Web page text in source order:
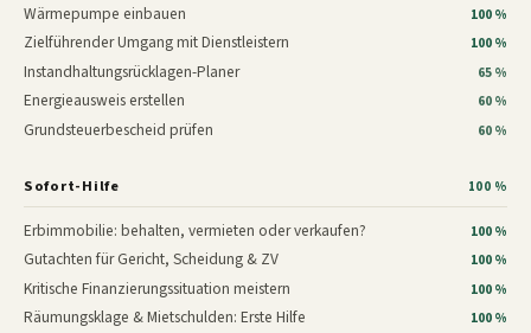
Wärmepumpe einbauen 100 %
Zielführender Umgang mit Dienstleistern 100 %
Instandhaltungsrücklagen-Planer 65 %
Energieausweis erstellen 60 %
Grundsteuerbescheid prüfen 60 %
Sofort-Hilfe 100 %
Erbimmobilie: behalten, vermieten oder verkaufen? 100 %
Gutachten für Gericht, Scheidung & ZV 100 %
Kritische Finanzierungssituation meistern 100 %
Räumungsklage & Mietschulden: Erste Hilfe 100 %